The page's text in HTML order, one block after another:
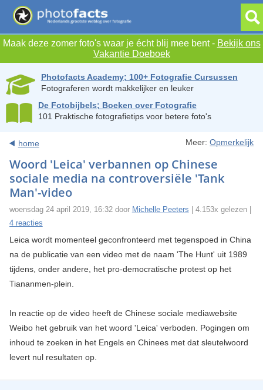
Maak deze zomer foto's waar je écht blij mee bent - Bekijk ons
Vakantie Doeboek
Photofacts Academy; 100+ Fotografie Cursussen
Fotograferen wordt makkelijker en leuker
De Fotobijbels; Boeken over Fotografie
101 Praktische fotografietips voor betere foto's
home Meer:Opmerkelijk
Woord 'Leica' verbannen op Chinese
sociale media na controversiële 'Tank
Man'-video
woensdag 24 april 2019, 16:32 door Michelle Peeters | 4.153x gelezen |
4 reacties
Leica wordt momenteel geconfronteerd met tegenspoed in China
na de publicatie van een video met de naam 'The Hunt' uit 1989
tijdens, onder andere, het pro-democratische protest op het
Tiananmen-plein.
In reactie op de video heeft de Chinese sociale mediawebsite
Weibo het gebruik van het woord 'Leica' verboden. Pogingen om
inhoud te zoeken in het Engels en Chinees met dat sleutelwoord
levert nul resultaten op.